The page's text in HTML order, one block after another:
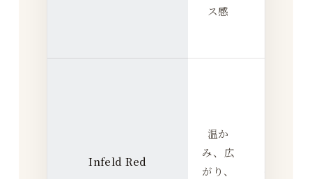
ス感
Infeld Red
温か
み、広
がり、